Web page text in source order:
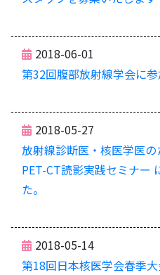
2018-06-01
第32回腹部放射線学会に参
2018-05-27
放射線診断医・核医学医
PET-CT読影実践セミナー
た。
2018-05-14
第18回日本核医学会春季大